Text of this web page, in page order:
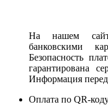
На нашем
банковскими
Безопасность
гарантирована
Информация
Оплата по QR-